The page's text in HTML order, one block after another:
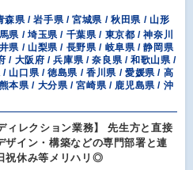
森県 / 岩手県 / 宮城県 / 秋田県 / 山形
県 / 埼玉県 / 千葉県 / 東京都 / 神奈川
県 / 山梨県 / 長野県 / 岐阜県 / 静岡県
/ 大阪府 / 兵庫県 / 奈良県 / 和歌山県 /
山口県 / 徳島県 / 香川県 / 愛媛県 / 高
本県 / 大分県 / 宮崎県 / 鹿児島県 / 沖
ィレクション業務】 先生方と直接
ザイン・構築などの専門部署と連
祝休み等メリハリ◎